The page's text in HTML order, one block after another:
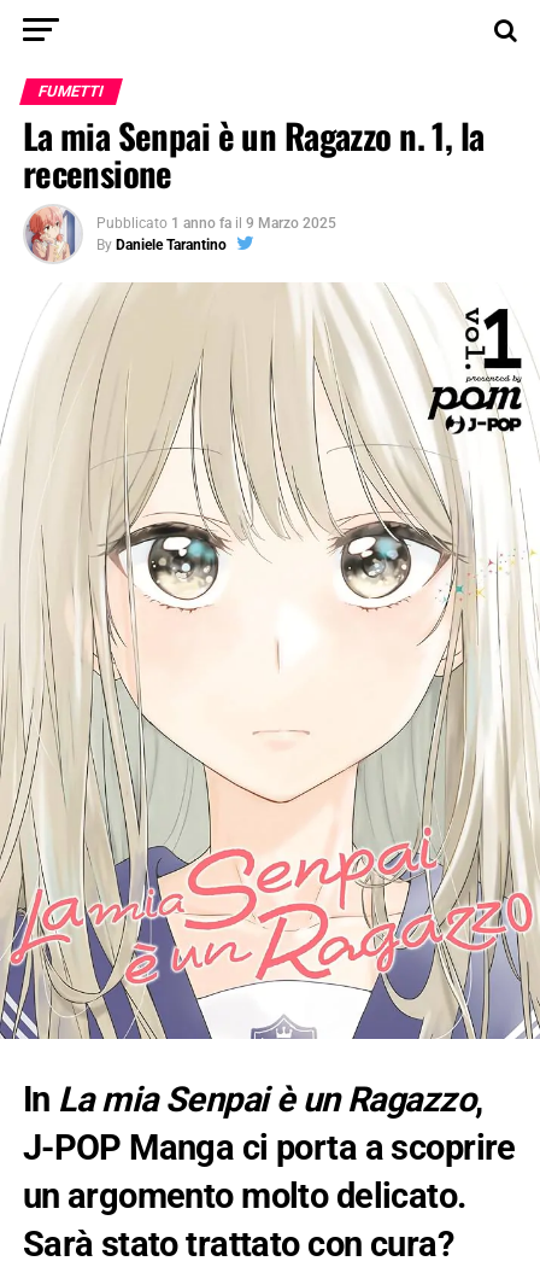
FUMETTI
La mia Senpai è un Ragazzo n. 1, la
recensione
Pubblicato 1 anno fa il 9 Marzo 2025
By Daniele Tarantino
In La mia Senpai è un Ragazzo,
J-POP Manga ci porta a scoprire
un argomento molto delicato.
Sarà stato trattato con cura?